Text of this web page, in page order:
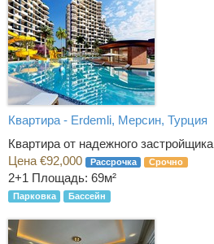
Квартира - Erdemli, Мерсин, Турция
Квартира от надежного застройщика
Цена €92,000
Рассрочка Срочно
2+1 Площадь: 69м²
Парковка Бассейн